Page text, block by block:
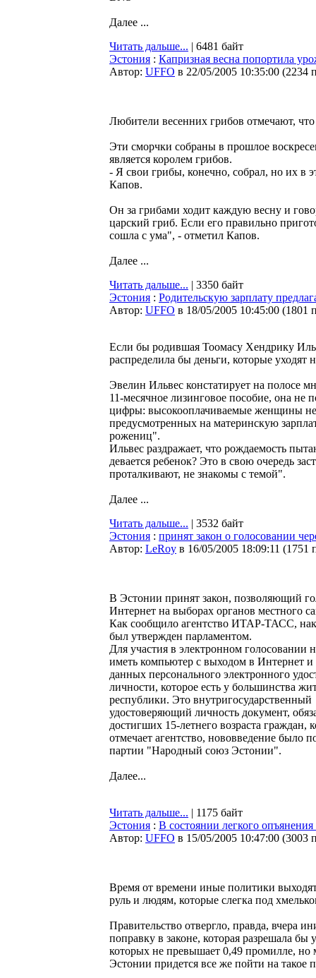
Далее ...
Читать дальше... | 6481 байт
Эстония : Капризная весна попортила
Автор: UFFO в 22/05/2005 10:35:00 (2234
Любители весенних грибов отмечают,
Эти сморчки собраны в прошлое
является королем грибов.
- Я свои грибы, конечно, собрал, но их в
Капов.
Он за грибами ходит каждую весну и
царский гриб. Если его правильно
сошла с ума", - отметил Капов.
Далее ...
Читать дальше... | 3350 байт
Эстония : Родительскую зарплату
Автор: UFFO в 18/05/2005 10:45:00 (1801
Если бы родившая Тоомасу Хендрику
распределила бы деньги, которые уходят
Эвелин Ильвес констатирует на полосе
11-месячное лизинговое пособие, она
цифры: высокооплачиваемые женщины
предусмотренных на материнскую
рожениц".
Ильвес раздражает, что рождаемость
девается ребенок? Это в свою очередь
проталкивают, не знакомы с темой".
Далее ...
Читать дальше... | 3532 байт
Эстония : принят закон о голосовании
Автор: LeRoy в 16/05/2005 18:09:11 (1751
В Эстонии принят закон, позволяющий
Интернет на выборах органов местного
Как сообщило агентство ИТАР-ТАСС,
был утвержден парламентом.
Для участия в электронном голосовании
иметь компьютер с выходом в Интернет и
данных персонального электронного
личности, которое есть у большинства
республики. Это внутригосударственный
удостоверяющий личность документ,
достигших 15-летнего возраста граждан,
отмечает агентство, нововведение было
партии "Народный союз Эстонии".
Далее...
Читать дальше... | 1175 байт
Эстония : В состоянии легкого опъянения
Автор: UFFO в 15/05/2005 10:47:00 (3003
Время от времени иные политики
руль и людям, которые слегка под
Правительство отвергло, правда, вчера
поправку в законе, которая разрешала
которых не превышает 0,49 промилле,
Эстонии придется все же пойти на такое